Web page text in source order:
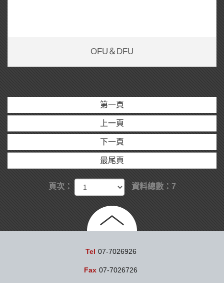
OFU＆DFU
第一頁
上一頁
下一頁
最尾頁
頁次： 資料總數：7
Tel 07-7026926
Fax 07-7026726